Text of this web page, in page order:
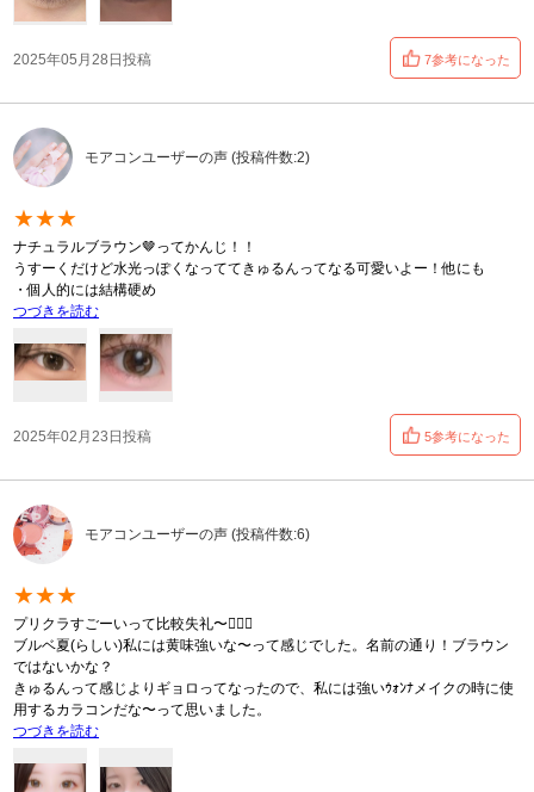
2025年05月28日投稿 7参考になった
モアコンユーザーの声 (投稿件数:2)
★★★
ナチュラルブラウン🤎ってかんじ！！
うすーくだけど水光っぽくなっててきゅるんってなる可愛いよー！他にも
・個人的には結構硬め
つづきを読む
2025年02月23日投稿 5参考になった
モアコンユーザーの声 (投稿件数:6)
★★★
プリクラすごーいって比較失礼〜✋🏻😄
ブルベ夏(らしい)私には黄味強いな〜って感じでした。名前の通り！ブラウン
ではないかな？
きゅるんって感じよりギョロってなったので、私には強いｳｫﾝﾅメイクの時に使
用するカラコンだな〜って思いました。
つづきを読む